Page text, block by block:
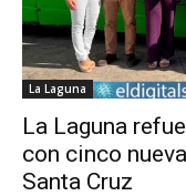
La Laguna
La Laguna
con cinco
Santa Cruz